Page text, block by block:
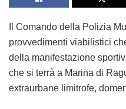
Il Comando della Polizia
provvedimenti viabilistici
della manifestazione
che si terrà a Marina di
extraurbane limitrofe,